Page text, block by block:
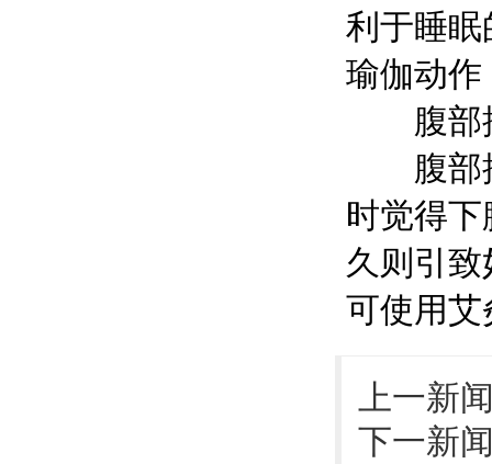
利于睡
瑜伽动
腹部
腹部按
时觉得
久则引
可使用
上一新
下一新